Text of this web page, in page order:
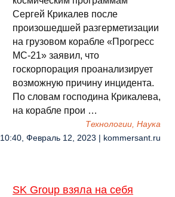
Сергей Крикалев после
произошедшей разгерметизации
на грузовом корабле «Прогресс
МС-21» заявил, что
госкорпорация проанализирует
возможную причину инцидента.
По словам господина Крикалева,
на корабле прои …
Технологии, Наука
10:40, Февраль 12, 2023 | kommersant.ru
SK Group взяла на себя